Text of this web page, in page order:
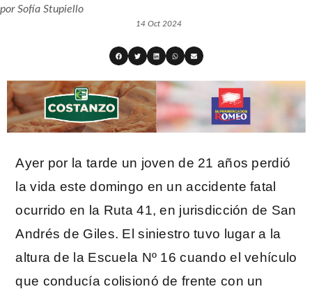
porSofía Stupiello
14 Oct 2024
Ayer por la tarde un joven de 21 años perdió
la vida este domingo en un accidente fatal
ocurrido en la Ruta 41, en jurisdicción de San
Andrés de Giles. El siniestro tuvo lugar a la
altura de la Escuela Nº 16 cuando el vehículo
que conducía colisionó de frente con un